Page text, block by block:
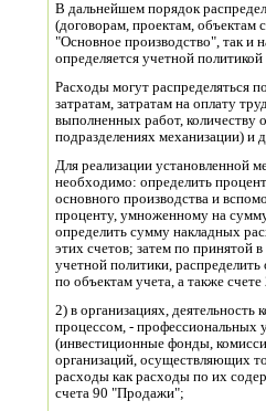
В дальнейшем порядок
(договорам, проектам, объектам
"Основное производство", так и
определяется учетной
Расходы могут распределяться
затратам, затратам на оплату
выполненных работ,
подразделениях механизации) и
Для реализации установленной
необходимо: определить
основного производства и
проценту, умноженному на
определить сумму накладных
этих счетов; затем по принятой
учетной политики,
по объектам учета, а также
2) в организациях, деятельность
процессом, - профессиональных
(инвестиционные фонды,
организаций, осуществляющих
расходы как расходы по их
счета 90 "Продажи";